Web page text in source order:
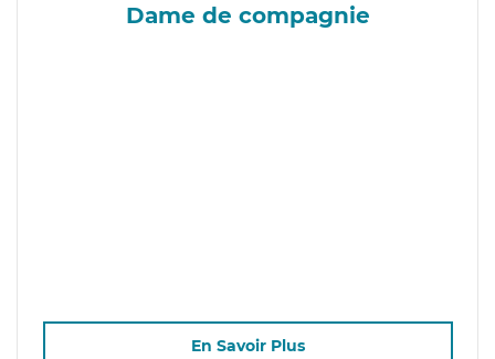
Dame de compagnie
En Savoir Plus